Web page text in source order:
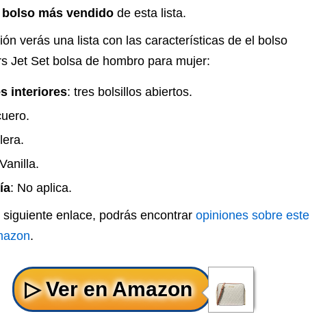
más vendido de esta lista.
verás una lista con las características de el bolso
Jet Set bolsa de hombro para mujer:
interiores: tres bolsillos abiertos.
: No aplica.
siguiente enlace, podrás encontrar opiniones sobre este
.